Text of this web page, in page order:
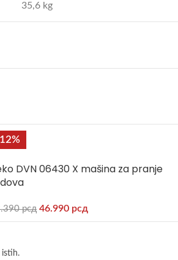
35,6 kg
DVN 06430 X mašina za pranje
рсд 46.990 рсд
istih.